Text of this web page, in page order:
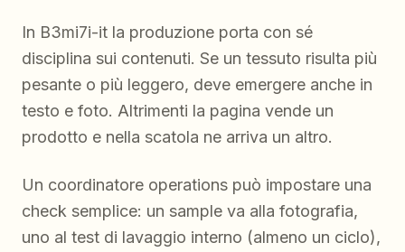
In B3mi7i-it la produzione porta con sé
disciplina sui contenuti. Se un tessuto risulta più
pesante o più leggero, deve emergere anche in
testo e foto. Altrimenti la pagina vende un
prodotto e nella scatola ne arriva un altro.
Un coordinatore operations può impostare una
check semplice: un sample va alla fotografia,
uno al test di lavaggio interno (almeno un ciclo),